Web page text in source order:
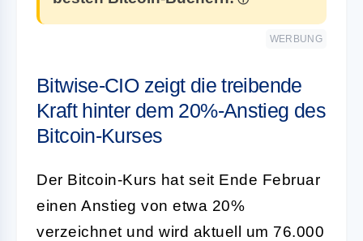
WERBUNG
Bitwise-CIO zeigt die treibende
Kraft hinter dem 20%-Anstieg des
Bitcoin-Kurses
Der Bitcoin-Kurs hat seit Ende Februar
einen Anstieg von etwa 20%
verzeichnet und wird aktuell um 76.000